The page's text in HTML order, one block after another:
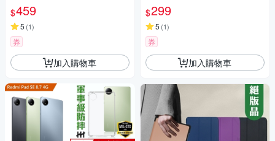
皮套 含筆槽
$459
5 (1)
券
加入購物車
$299
5 (1)
券
加入購物車